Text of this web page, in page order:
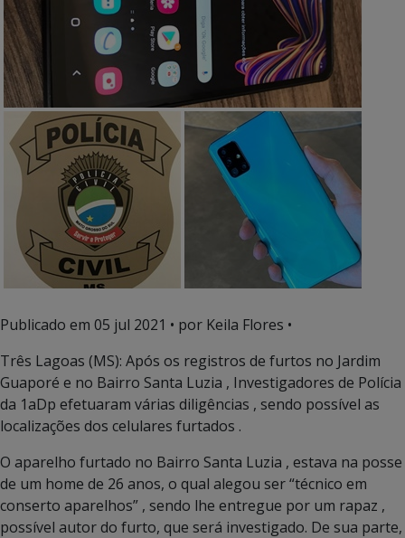
Publicado em 05 jul 2021 • por Keila Flores •
Três Lagoas (MS): Após os registros de furtos no Jardim
Guaporé e no Bairro Santa Luzia , Investigadores de Polícia
da 1aDp efetuaram várias diligências , sendo possível as
localizações dos celulares furtados .
O aparelho furtado no Bairro Santa Luzia , estava na posse
de um home de 26 anos, o qual alegou ser “técnico em
conserto aparelhos” , sendo lhe entregue por um rapaz ,
possível autor do furto, que será investigado. De sua parte,